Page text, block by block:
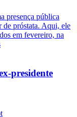
presidente